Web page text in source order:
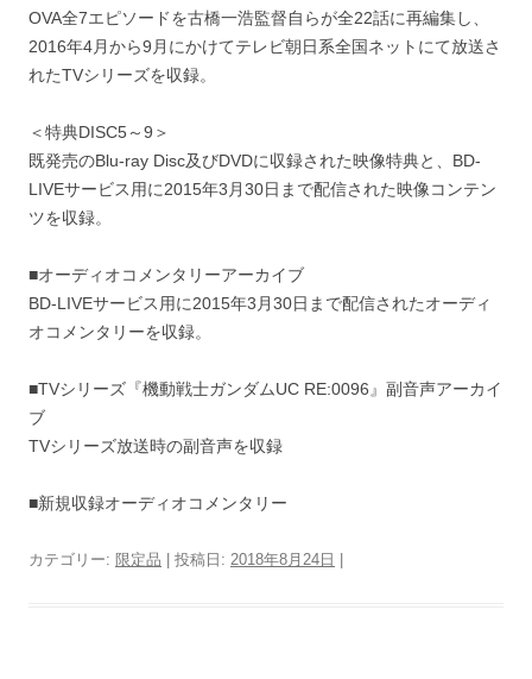
OVA全7エピソードを古橋一浩監督自らが全22話に再編集し、
2016年4月から9月にかけてテレビ朝日系全国ネットにて放送さ
れたTVシリーズを収録。
＜特典DISC5～9＞
既発売のBlu-ray Disc及びDVDに収録された映像特典と、BD-
LIVEサービス用に2015年3月30日まで配信された映像コンテン
ツを収録。
■オーディオコメンタリーアーカイブ
BD-LIVEサービス用に2015年3月30日まで配信されたオーディ
オコメンタリーを収録。
■TVシリーズ『機動戦士ガンダムUC RE:0096』副音声アーカイ
ブ
TVシリーズ放送時の副音声を収録
■新規収録オーディオコメンタリー
カテゴリー: 限定品 | 投稿日: 2018年8月24日